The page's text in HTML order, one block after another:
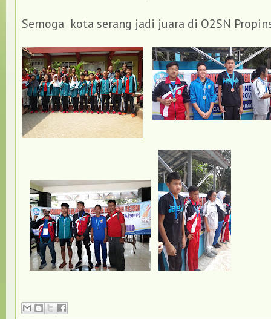
Semoga kota serang jadi juara di O2SN